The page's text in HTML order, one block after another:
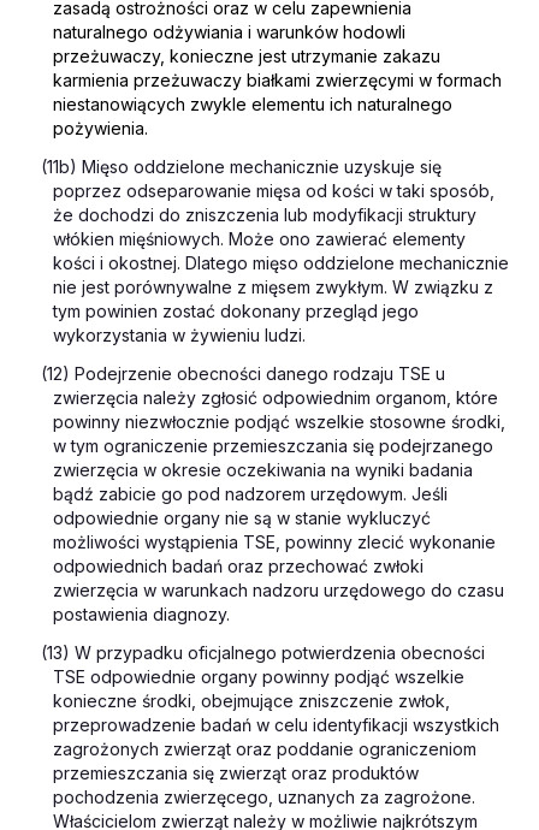
zasadą ostrożności oraz w celu zapewnienia
naturalnego odżywiania i warunków hodowli
przeżuwaczy, konieczne jest utrzymanie zakazu
karmienia przeżuwaczy białkami zwierzęcymi w formach
niestanowiących zwykle elementu ich naturalnego
pożywienia.
(11b) Mięso oddzielone mechanicznie uzyskuje się
poprzez odseparowanie mięsa od kości w taki sposób,
że dochodzi do zniszczenia lub modyfikacji struktury
włókien mięśniowych. Może ono zawierać elementy
kości i okostnej. Dlatego mięso oddzielone mechanicznie
nie jest porównywalne z mięsem zwykłym. W związku z
tym powinien zostać dokonany przegląd jego
wykorzystania w żywieniu ludzi.
(12) Podejrzenie obecności danego rodzaju TSE u
zwierzęcia należy zgłosić odpowiednim organom, które
powinny niezwłocznie podjąć wszelkie stosowne środki,
w tym ograniczenie przemieszczania się podejrzanego
zwierzęcia w okresie oczekiwania na wyniki badania
bądź zabicie go pod nadzorem urzędowym. Jeśli
odpowiednie organy nie są w stanie wykluczyć
możliwości wystąpienia TSE, powinny zlecić wykonanie
odpowiednich badań oraz przechować zwłoki
zwierzęcia w warunkach nadzoru urzędowego do czasu
postawienia diagnozy.
(13) W przypadku oficjalnego potwierdzenia obecności
TSE odpowiednie organy powinny podjąć wszelkie
konieczne środki, obejmujące zniszczenie zwłok,
przeprowadzenie badań w celu identyfikacji wszystkich
zagrożonych zwierząt oraz poddanie ograniczeniom
przemieszczania się zwierząt oraz produktów
pochodzenia zwierzęcego, uznanych za zagrożone.
Właścicielom zwierząt należy w możliwie najkrótszym